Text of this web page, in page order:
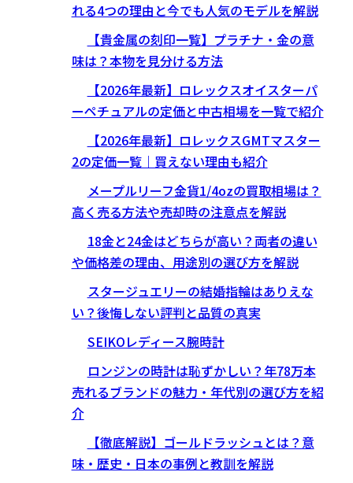
れる4つの理由と今でも人気のモデルを解説
【貴金属の刻印一覧】プラチナ・金の意
味は？本物を見分ける方法
【2026年最新】ロレックスオイスターパ
ーペチュアルの定価と中古相場を一覧で紹介
【2026年最新】ロレックスGMTマスター
2の定価一覧｜買えない理由も紹介
メープルリーフ金貨1/4ozの買取相場は？
高く売る方法や売却時の注意点を解説
18金と24金はどちらが高い？両者の違い
や価格差の理由、用途別の選び方を解説
スタージュエリーの結婚指輪はありえな
い？後悔しない評判と品質の真実
SEIKOレディース腕時計
ロンジンの時計は恥ずかしい？年78万本
売れるブランドの魅力・年代別の選び方を紹
介
【徹底解説】ゴールドラッシュとは？意
味・歴史・日本の事例と教訓を解説